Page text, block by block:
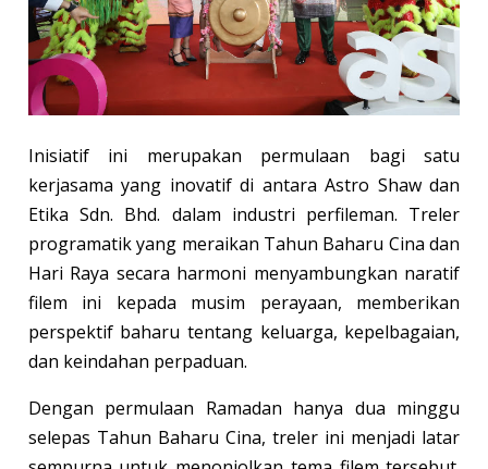
Inisiatif ini merupakan permulaan bagi satu
kerjasama yang inovatif di antara Astro Shaw dan
Etika Sdn. Bhd. dalam industri perfileman. Treler
programatik yang meraikan Tahun Baharu Cina dan
Hari Raya secara harmoni menyambungkan naratif
filem ini kepada musim perayaan, memberikan
perspektif baharu tentang keluarga, kepelbagaian,
dan keindahan perpaduan.
Dengan permulaan Ramadan hanya dua minggu
selepas Tahun Baharu Cina, treler ini menjadi latar